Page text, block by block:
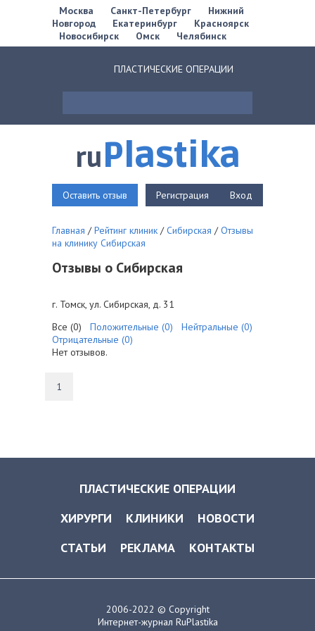
Москва Санкт-Петербург
Нижний
Новгород
Екатеринбург
Красноярск
Новосибирск
Омск Челябинск
ПЛАСТИЧЕСКИЕ ОПЕРАЦИИ
ruPlastika
Оставить отзыв Регистрация Вход
Главная / Рейтинг клиник / Сибирская / Отзывы
на клинику Сибирская
Отзывы о Сибирская
г. Томск, ул. Сибирская, д. 31
Все (0) Положительные (0)
Нейтральные (0)
Отрицательные (0)
Нет отзывов.
1
ПЛАСТИЧЕСКИЕ ОПЕРАЦИИ
ХИРУРГИ
КЛИНИКИ
НОВОСТИ
СТАТЬИ
РЕКЛАМА КОНТАКТЫ
2006-2022 © Copyright
Интернет-журнал RuPlastika